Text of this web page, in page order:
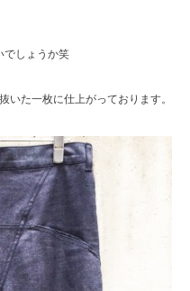
でしょうか笑
いた一枚に仕上がっております。